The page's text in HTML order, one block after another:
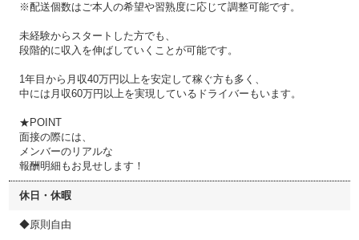
※配送個数はご本人の希望や習熟度に応じて調整可能です。
未経験からスタートした方でも、
段階的に収入を伸ばしていくことが可能です。
1年目から月収40万円以上を安定して稼ぐ方も多く、
中には月収60万円以上を実現しているドライバーもいます。
★POINT
面接の際には、
メンバーのリアルな
報酬明細もお見せします！
休日・休暇
◆原則自由